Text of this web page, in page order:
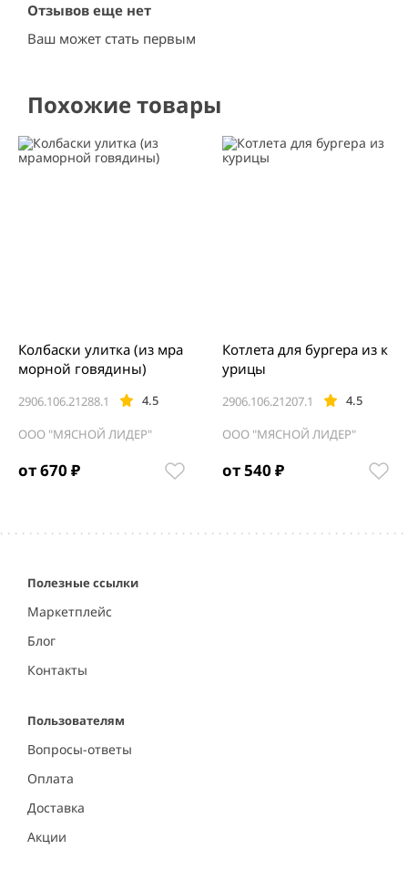
Отзывов еще нет
Ваш может стать первым
Похожие товары
от 670 ₽
2906.106.21288.1 4.5
Колбаски улитка (из мра
морной говядины)
ООО "МЯСНОЙ ЛИДЕР"
от 540 ₽
2906.106.21207.1 4.5
Котлета для бургера из к
урицы
ООО "МЯСНОЙ ЛИДЕР"
5
Полезные ссылки
Маркетплейс
Блог
Контакты
Пользователям
Вопросы-ответы
Оплата
Доставка
Акции